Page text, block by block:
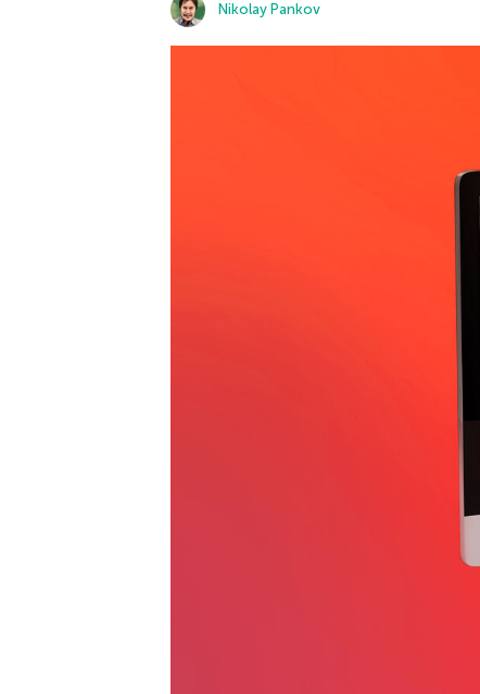
Nikolay Pankov